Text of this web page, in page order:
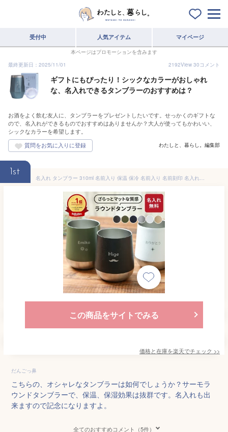
受付中 人気アイテム マイページ
本ページはプロモーションを含みます
最終更新日：2025/11/01
2192View 30コメント
ギフトにもぴったり！シックなカラーがおしゃれ
な、名入れできるタンブラーのおすすめは？
お酒をよく飲む友人に、タンブラーをプレゼントしたいです。せっかくのギフトな
ので、名入れができるものでおすすめはありませんか？大人が使ってもかわいい、
シックなカラーを希望します。
わたしと、暮らし。編集部
1st
名入れ タンブラー 310ml 名前入り 保温 保冷 名前入り 名前刻印 名入れタンブラー ネーム入り かわいい 父親 男性 ギフト 記念品 誕生日 記念日 ギフト 贈り物 プレゼント マグ サーモラウンド コップ プレゼント ギフト ザワウ
この商品をサイトでみる
価格と在庫を楽天でチェック >>
だんごっ鼻
こちらの、オシャレなタンブラーは如何でしょうか？サーモラ
ウンドタンブラーで、保温、保湿効果は抜群です。名入れも出
来ますので記念になりますよ。
全てのおすすめコメント（5件）